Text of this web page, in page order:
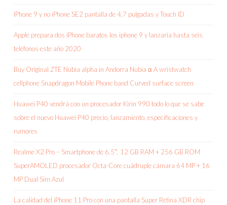
IPhone 9 y no iPhone SE2 pantalla de 4,7 pulgadas y Touch ID
Apple prepara dos iPhone baratos los iphone 9 y lanzaría hasta seis
teléfonos este año 2020
Buy Original ZTE Nubia alpha in Andorra Nubia α A wristwatch
cellphone Snapdragon Mobile Phone band Curved surface screen
Huawei P40 vendrá con un procesador Kirin 990 todo lo que se sabe
sobre el nuevo Huawei P40 precio, lanzamiento, especificaciones y
rumores
Realme X2 Pro – Smartphone de 6.5″, 12 GB RAM + 256 GB ROM
SuperAMOLED procesador Octa-Core cuádruple cámara 64 MP + 16
MP Dual Sim Azul
La calidad del iPhone 11 Pro con una pantalla Super Retina XDR chip